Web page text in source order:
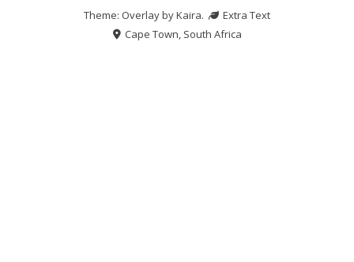
Theme: Overlay byKaira.
Extra Text
Cape Town, South Africa